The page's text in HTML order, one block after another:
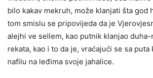
bilo kakav mekruh, može klanjati šta god
tom smislu se pripovijeda da je
alejhi ve sellem, kao putnik klanjao duha-
rekata, kao i to da je, vraćajući se sa puta
nafilu na leđima svoje jahalice.